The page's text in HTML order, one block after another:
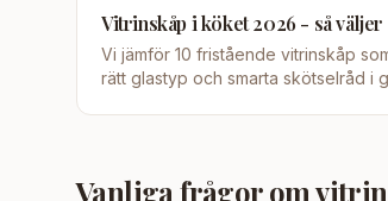
Vitrinskåp i köket 2026 - så väljer
Vi jämför 10 fristående vitrinskåp
rätt glastyp och smarta skötselråd i
Vanliga frågor om